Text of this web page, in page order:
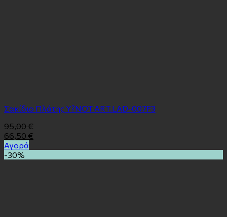
Σακίδιο Πλάτης Υ?ΝΟΤ ART.LAD-007F3
95,00€
66,50 €
Αγορά
-30%